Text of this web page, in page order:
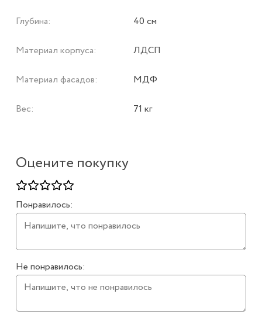
Оцените покупку
Понравилось:
Не понравилось:
Глубина: 40 см
Материал корпуса: ЛДСП
Материал фасадов: МДФ
Вес: 71 кг